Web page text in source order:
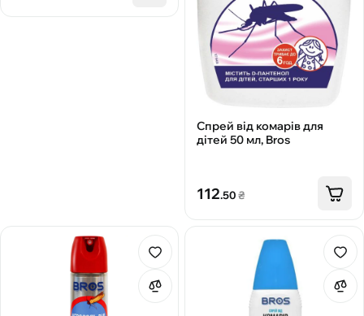
Спрей від комарів для
дітей 50 мл, Bros
112.50₴